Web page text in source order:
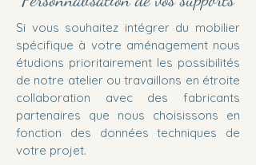
Si vous souhaitez intégrer du mobilier
spécifique à votre aménagement nous
étudions prioritairement les possibilités
de notre atelier ou travaillons en étroite
collaboration avec des fabricants
partenaires que nous choisissons en
fonction des données techniques de
votre projet.